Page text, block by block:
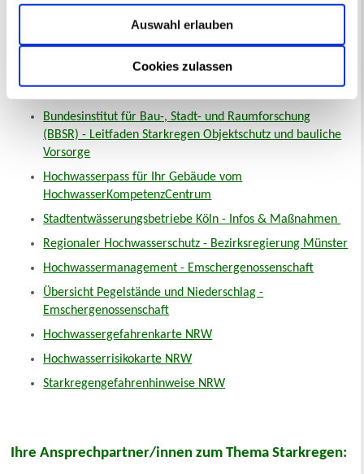
Cookies zulassen
Auswahl erlauben
Verbraucherzentrale - Broschüre "Alles klar bei
Starkregen?"
Emschergenossenschaft / Lippeverband - Stark gegen
Bundesinstitut für Bau-, Stadt- und Raumforschung
(BBSR) - Leitfaden Starkregen Objektschutz und bauliche
Vorsorge
Hochwasserpass für Ihr Gebäude vom
HochwasserKompetenzCentrum
Stadtentwässerungsbetriebe Köln - Infos & Maßnahmen
Regionaler Hochwasserschutz - Bezirksregierung Münster
Hochwassermanagement - Emschergenossenschaft
Übersicht Pegelstände und Niederschlag -
Emschergenossenschaft
Hochwassergefahrenkarte NRW
Hochwasserrisikokarte NRW
Starkregengefahrenhinweise NRW
Ihre Ansprechpartner/innen zum Thema Starkregen: